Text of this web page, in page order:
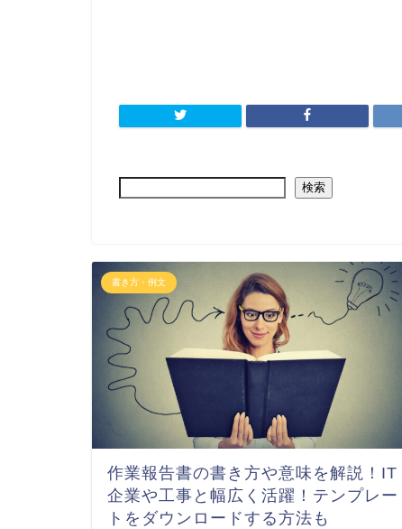
検索
書き方・例文
作業報告書の書き方や意味を解説！IT
企業や工事と幅広く活躍！テンプレー
トをダウンロードする方法も